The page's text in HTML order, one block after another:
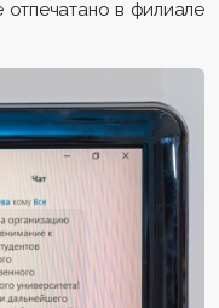
в филиале